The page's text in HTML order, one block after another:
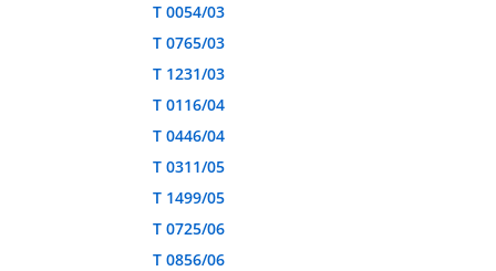
T 0054/03
T 0765/03
T 1231/03
T 0116/04
T 0446/04
T 0311/05
T 1499/05
T 0725/06
T 0856/06